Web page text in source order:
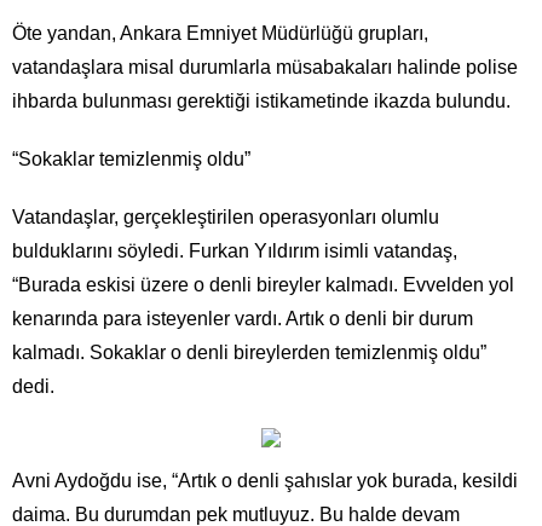
Öte yandan, Ankara Emniyet Müdürlüğü grupları,
vatandaşlara misal durumlarla müsabakaları halinde polise
ihbarda bulunması gerektiği istikametinde ikazda bulundu.
“Sokaklar temizlenmiş oldu”
Vatandaşlar, gerçekleştirilen operasyonları olumlu
bulduklarını söyledi. Furkan Yıldırım isimli vatandaş,
“Burada eskisi üzere o denli bireyler kalmadı. Evvelden yol
kenarında para isteyenler vardı. Artık o denli bir durum
kalmadı. Sokaklar o denli bireylerden temizlenmiş oldu”
dedi.
Avni Aydoğdu ise, “Artık o denli şahıslar yok burada, kesildi
daima. Bu durumdan pek mutluyuz. Bu halde devam